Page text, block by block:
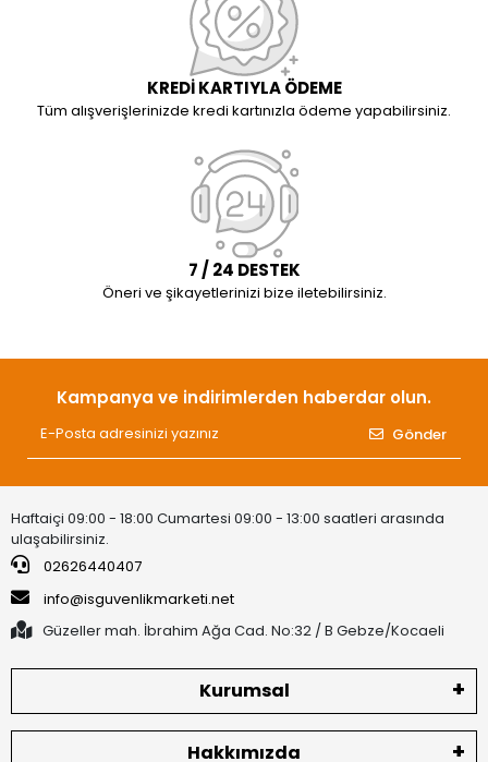
KREDİ KARTIYLA ÖDEME
Tüm alışverişlerinizde kredi kartınızla ödeme yapabilirsiniz.
7 / 24 DESTEK
Öneri ve şikayetlerinizi bize iletebilirsiniz.
Kampanya ve indirimlerden haberdar olun.
Gönder
Haftaiçi 09:00 - 18:00 Cumartesi 09:00 - 13:00 saatleri arasında
ulaşabilirsiniz.
02626440407
info@isguvenlikmarketi.net
Güzeller mah. İbrahim Ağa Cad. No:32 / B Gebze/Kocaeli
Kurumsal
Hakkımızda